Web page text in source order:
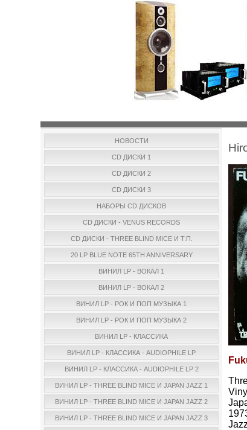
НОВОСТИ
CD ДИСКИ 1
CD ДИСКИ 2
CD ДИСКИ 3
НАБОРЫ CD ДИСКОВ
CD ДИСКИ - VENUS RECORDS
CD ДИСКИ - THREE BLIND MICE И Т.П.
20 LP BLUE NOTE 65TH ANNIVERSARY
ВИНИЛ LP - ВОКАЛ 1
ВИНИЛ LP - ВОКАЛ 2
ВИНИЛ LP - РОК И ПОП МУЗЫКА 1
ВИНИЛ LP - РОК И ПОП МУЗЫКА 2
ВИНИЛ LP - КЛАССИКА
ВИНИЛ LP - КЛАССИКА - AUDIOPHILE LP
ВИНИЛ LP - КЛАССИКА - AUDIOPHILE LP 2
ВИНИЛ LP - THREE BLIND MICE И JAPAN JAZZ 1
ВИНИЛ LP - THREE BLIND MICE И JAPAN JAZZ 2
ВИНИЛ LP - THREE BLIND MICE И JAPAN JAZZ 3